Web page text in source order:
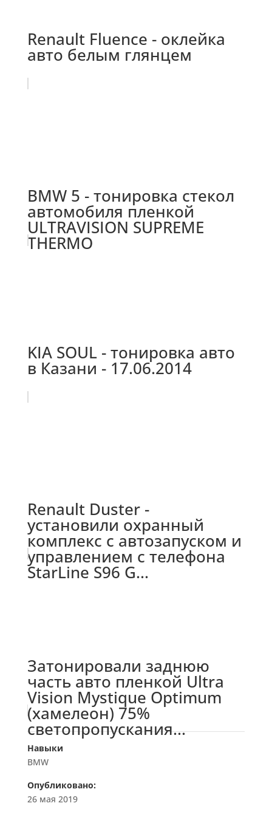
Renault Fluence - оклейка
авто белым глянцем
BMW 5 - тонировка стекол
автомобиля пленкой
ULTRAVISION SUPREME
THERMO
KIA SOUL - тонировка авто
в Казани - 17.06.2014
Renault Duster -
установили охранный
комплекс с автозапуском и
управлением с телефона
StarLine S96 G...
Затонировали заднюю
часть авто пленкой Ultra
Vision Mystique Optimum
(хамелеон) 75%
светопропускания...
Навыки
BMW
Опубликовано:
26 мая 2019